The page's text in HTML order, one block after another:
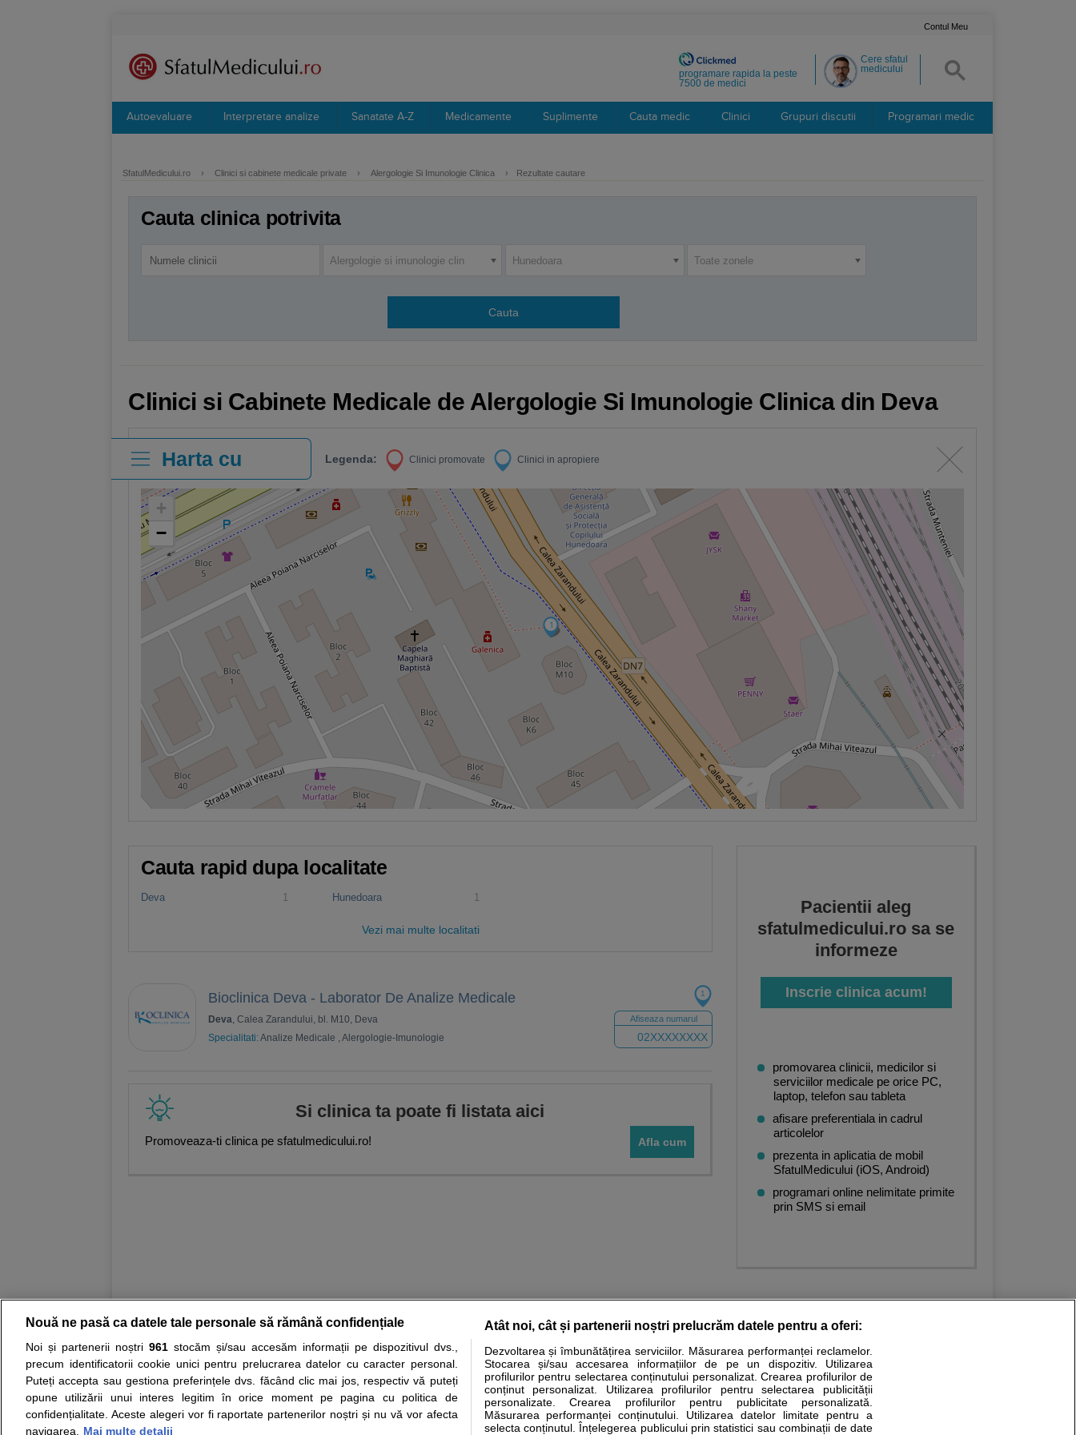
Contul Meu
Cere sfatul
medicului
programare rapida la peste
7500 de medici
Autoevaluare Interpretare analize Sanatate A-Z Medicamente Suplimente Cauta medic Clinici Grupuri discutii Programari medic
SfatulMedicului.ro › Clinici si cabinete medicale private › Alergologie Si Imunologie Clinica › Rezultate cautare
Cauta clinica potrivita
Alergologie si imunologie clin Hunedoara Toate zonele
Clinici si Cabinete Medicale de Alergologie Si Imunologie Clinica din Deva
Harta cu
clinici
Legenda: Clinici promovate Clinici in apropiere
1
+
−
Cauta rapid dupa localitate
Deva 1 Hunedoara 1
Vezi mai multe localitati
Bioclinica Deva - Laborator De Analize Medicale
Deva, Calea Zarandului, bl. M10, Deva
Specialitati:Analize Medicale , Alergologie-Imunologie
Afiseaza numarul
02XXXXXXXX
1
Si clinica ta poate fi listata aici
Promoveaza-ti clinica pe sfatulmedicului.ro! Afla cum
Pacientii aleg
sfatulmedicului.ro sa se
informeze
Inscrie clinica acum!
promovarea clinicii, medicilor si
serviciilor medicale pe orice PC,
laptop, telefon sau tableta
afisare preferentiala in cadrul
articolelor
prezenta in aplicatia de mobil
SfatulMedicului (iOS, Android)
programari online nelimitate primite
prin SMS si email
Resurse: Autoevaluare simptome Interpretare analize Specialitati medicale Boli si afectiuni Calculatoare Stiri medicale
Opiniile avizate ale medicilor, sfaturile si orice alte informatii despre sanatate disponibile pe sfatulmedicului.ro au scop informativ si educational. Ele nu pot substitui consultul medical direct si
nici diagnosticul stabilit in urma investigatiilor si analizelor medicale. Va sfatuim, ca pe langa informatia primita pe sfatulmedicului.ro sa consultati fie medicul Dvs., fie unul dintre medicii pe care
ii punem la dispozitie pentru programare in sistemul de programari la medic Clickmed.
Nouă ne pasă ca datele tale personale să rămână confidențiale
Noi și partenerii noștri 961stocăm și/sau accesăm informații pe dispozitivul dvs.,
precum identificatorii cookie unici pentru prelucrarea datelor cu caracter personal.
Puteți accepta sau gestiona preferințele dvs. făcând clic mai jos, respectiv vă puteți
opune utilizării unui interes legitim în orice moment pe pagina cu politica de
confidențialitate. Aceste alegeri vor fi raportate partenerilor noștri și nu vă vor afecta
navigarea.
Mai multe detalii
Atât noi, cât și partenerii noștri prelucrăm datele pentru a oferi:
Dezvoltarea și îmbunătățirea serviciilor. Măsurarea performanței reclamelor.
Stocarea și/sau accesarea informațiilor de pe un dispozitiv. Utilizarea
profilurilor pentru selectarea conținutului personalizat. Crearea profilurilor de
conținut personalizat. Utilizarea profilurilor pentru selectarea publicității
personalizate. Crearea profilurilor pentru publicitate personalizată.
Măsurarea performanței conținutului. Utilizarea datelor limitate pentru a
selecta conținutul. Înțelegerea publicului prin statistici sau combinații de date